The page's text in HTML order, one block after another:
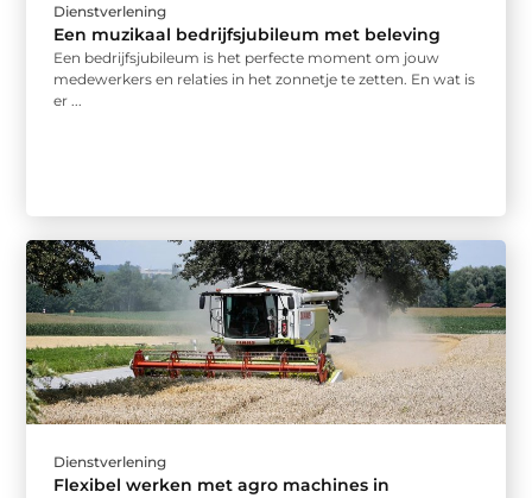
Dienstverlening
Een muzikaal bedrijfsjubileum met beleving
Een bedrijfsjubileum is het perfecte moment om jouw
medewerkers en relaties in het zonnetje te zetten. En wat is
er ...
Dienstverlening
Flexibel werken met agro machines in